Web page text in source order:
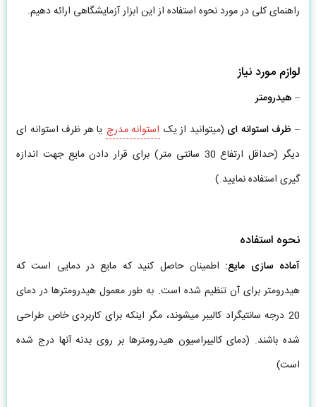
راهنمای کلی در مورد نحوه استفاده از این ابزار آزمایشگاهی ارائه دهیم.
لوازم مورد نیاز
– هیدرومتر
– ظرف استوانه ای (میتوانید از یک استوانه مدرج یا هر ظرف استوانه ای
دیگر (حداقل ارتفاع 30 سانتی متر) برای قرار دادن مایع جهت اندازه
گیری استفاده نمایید.)
نحوه استفاده
آماده سازی مایع: اطمینان حاصل کنید که مایع در دمایی است که
هیدرومتر برای آن تنظیم شده است. به طور معمول هیدرومترها در دمای
20 درجه سانتیگراد کالیبر میشوند، مگر اینکه برای کاربردی خاص طراحی
شده باشند. (دمای کالیبراسیون هیدرومترها بر روی بدنه آنها درج شده
است)